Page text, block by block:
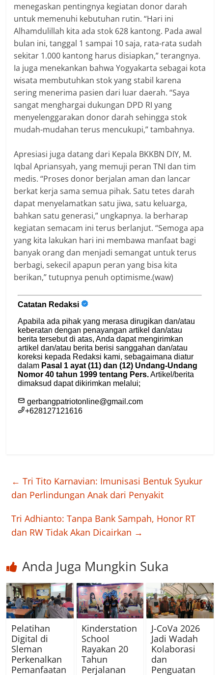
menegaskan pentingnya kegiatan donor darah
untuk memenuhi kebutuhan rutin. “Hari ini
Alhamdulillah kita ada stok 628 kantong. Pada awal
bulan ini, tanggal 1 sampai 10 saja, rata-rata sudah
sekitar 1.000 kantong harus disiapkan,” terangnya.
Ia juga menekankan bahwa Yogyakarta sebagai kota
wisata membutuhkan stok yang stabil karena
sering menerima pasien dari luar daerah. “Saya
sangat menghargai dukungan DPD RI yang
menyelenggarakan donor darah sehingga stok
mudah-mudahan terus mencukupi,” tambahnya.
‎Apresiasi juga datang dari Kepala BKKBN DIY, M.
Iqbal Apriansyah, yang memuji peran TNI dan tim
medis. “Proses donor berjalan aman dan lancar
berkat kerja sama semua pihak. Satu tetes darah
dapat menyelamatkan satu jiwa, satu keluarga,
bahkan satu generasi,” ungkapnya. Ia berharap
kegiatan semacam ini terus berlanjut. “Semoga apa
yang kita lakukan hari ini membawa manfaat bagi
banyak orang dan menjadi semangat untuk terus
berbagi, sekecil apapun peran yang bisa kita
berikan,” tutupnya penuh optimisme.(waw)
← Tri Tito Karnavian: Imunisasi Bentuk Syukur
dan Perlindungan Anak dari Penyakit
Tri Adhianto: Tanpa Bank Sampah, Honor RT
dan RW Tidak Akan Dicairkan →
Anda Juga Mungkin Suka
Pelatihan
Digital di
Sleman
Perkenalkan
Pemanfaatan
Kinderstation
School
Rayakan 20
Tahun
Perjalanan
J-CoVa 2026
Jadi Wadah
Kolaborasi
dan
Penguatan